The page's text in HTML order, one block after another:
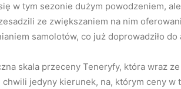
w tym sezonie dużym powodzeniem,
ze zwiększaniem na nim
samolotów, co już doprowadziło
skala przeceny Teneryfy, która wraz
jedyny kierunek, na, którym ceny w